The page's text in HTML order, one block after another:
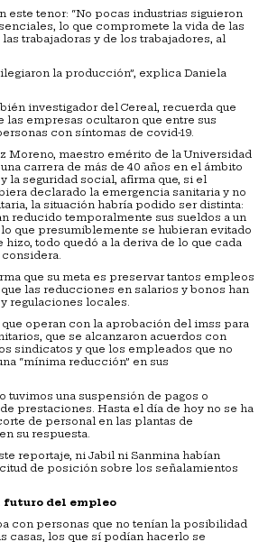
este tenor: “No pocas industrias siguieron
lo que compromete la vida de las
trabajadoras y de los trabajadores, al
la producción”, explica Daniela
investigador del Cereal, recuerda que
las empresas ocultaron que entre sus
con síntomas de covid-19.
Moreno, maestro emérito de la Universidad
carrera de más de 40 años en el ámbito
la seguridad social, afirma que, si el
declarado la emergencia sanitaria y no
la situación habría podido ser distinta:
reducido temporalmente sus sueldos a un
que presumiblemente se hubieran evitado
hizo, todo quedó a la deriva de lo que cada
considera.
que su meta es preservar tantos empleos
las reducciones en salarios y bonos han
regulaciones locales.
operan con la aprobación del imss para
que se alcanzaron acuerdos con
sindicatos y que los empleados que no
“mínima reducción” en sus
tuvimos una suspensión de pagos o
prestaciones. Hasta el día de hoy no se ha
de personal en las plantas de
su respuesta.
reportaje, ni Jabil ni Sanmina habían
de posición sobre los señalamientos
del empleo
con personas que no tenían la posibilidad
casas, los que sí podían hacerlo se